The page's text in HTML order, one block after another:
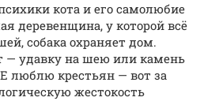
кота и его самолюбие
деревенщина, у которой всё
собака охраняет дом.
— удавку на шею или камень
люблю крестьян — вот за
жестокость